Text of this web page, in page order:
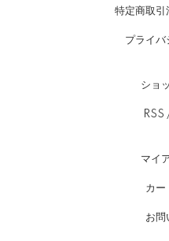
特定商取引
プライバ
ショ
RSS
マイ
カー
お問